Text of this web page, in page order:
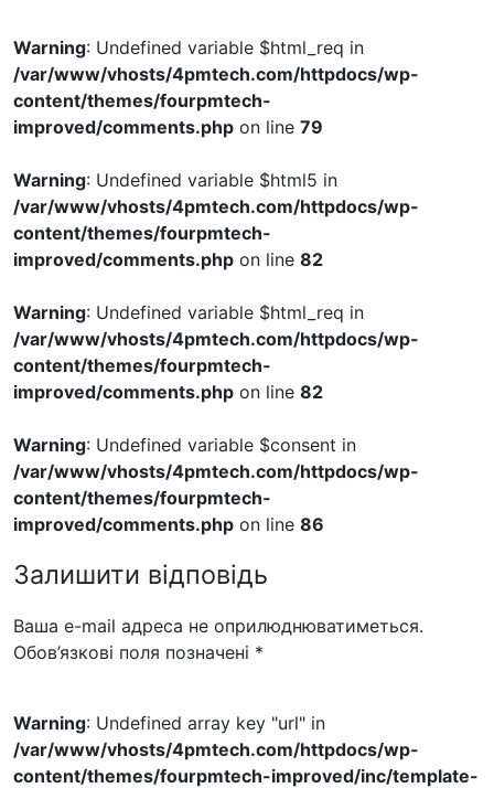
Warning: Undefined variable $html_req in
/var/www/vhosts/4pmtech.com/httpdocs/wp-
content/themes/fourpmtech-
improved/comments.php on line 79
Warning: Undefined variable $html5 in
/var/www/vhosts/4pmtech.com/httpdocs/wp-
content/themes/fourpmtech-
improved/comments.php on line 82
Warning: Undefined variable $html_req in
/var/www/vhosts/4pmtech.com/httpdocs/wp-
content/themes/fourpmtech-
improved/comments.php on line 82
Warning: Undefined variable $consent in
/var/www/vhosts/4pmtech.com/httpdocs/wp-
content/themes/fourpmtech-
improved/comments.php on line 86
Залишити відповідь
Ваша e-mail адреса не оприлюднюватиметься.
Обов’язкові поля позначені *
Warning: Undefined array key "url" in
/var/www/vhosts/4pmtech.com/httpdocs/wp-
content/themes/fourpmtech-improved/inc/template-